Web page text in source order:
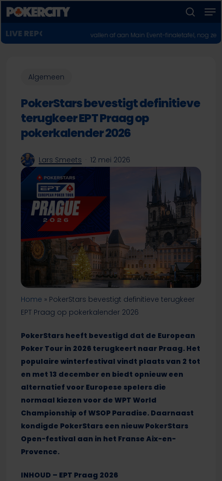
Skip
to
main
content
POKERNIEUWS
Twee Europeanen vallen af aan Main Event-finaletafel, nog zeven
Algemeen
PokerStars bevestigt definitieve
terugkeer EPT Praag op
pokerkalender 2026
Lars Smeets 12 mei 2026
Home » PokerStars bevestigt definitieve terugkeer
EPT Praag op pokerkalender 2026
PokerStars heeft bevestigd dat de European
Poker Tour in 2026 terugkeert naar Praag. Het
populaire winterfestival vindt plaats van 2 tot
en met 13 december en biedt opnieuw een
alternatief voor Europese spelers die
normaal kiezen voor de WPT World
Championship of WSOP Paradise. Daarnaast
kondigde PokerStars een nieuw PokerStars
Open-festival aan in het Franse Aix-en-
Provence.
INHOUD – EPT Praag 2026
sluiten